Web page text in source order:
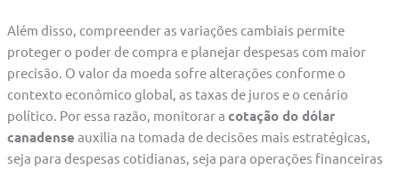
Além disso, compreender as variações cambiais permite
proteger o poder de compra e planejar despesas com maior
precisão. O valor da moeda sofre alterações conforme o
contexto econômico global, as taxas de juros e o cenário
político. Por essa razão, monitorar a cotação do dólar
canadense auxilia na tomada de decisões mais estratégicas,
seja para despesas cotidianas, seja para operações financeiras